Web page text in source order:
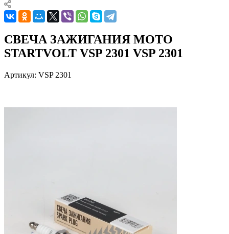
СВЕЧА ЗАЖИГАНИЯ МОТО
STARTVOLT VSP 2301 VSP 2301
Артикул: VSP 2301